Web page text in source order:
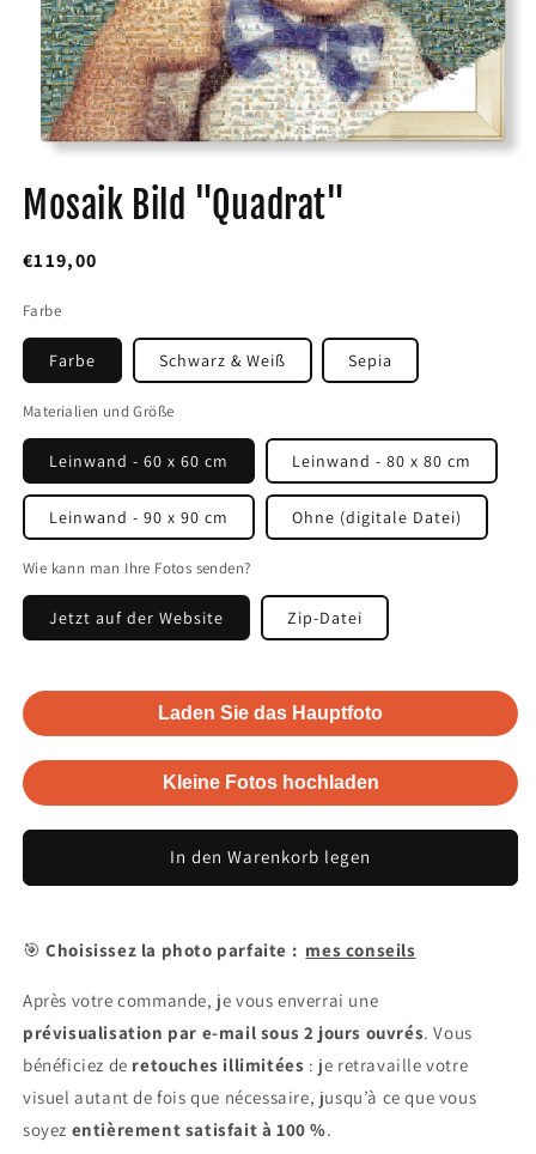
1
in
Modal
Mosaik Bild "Quadrat"
Normaler
€119,00
Farbe
Farbe Schwarz & Weiß Sepia
Materialien und Größe
Leinwand - 60 x 60 cm Leinwand - 80 x 80 cm
Leinwand - 90 x 90 cm Ohne (digitale Datei)
Wie kann man Ihre Fotos senden?
Jetzt auf der Website Zip-Datei
Laden Sie das Hauptfoto
Kleine Fotos hochladen
In den Warenkorb legen
🎯Choisissez la photo parfaite : mes conseils
Après votre commande, je vous enverrai une
prévisualisation par e-mail sous 2 jours ouvrés. Vous
bénéficiez de retouches illimitées : je retravaille votre
visuel autant de fois que nécessaire, jusqu’à ce que vous
soyez entièrement satisfait à 100 %.